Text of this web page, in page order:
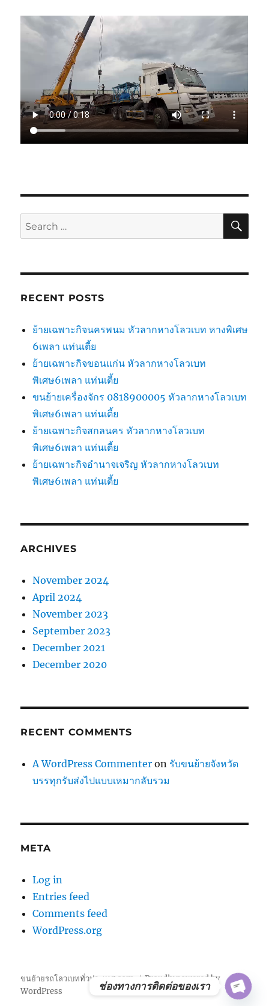
Search
for:
RECENT POSTS
ย้ายเฉพาะกิจนครพนม หัวลากหางโลวเบท หางพิเศษ
6เพลา แท่นเตี้ย
ย้ายเฉพาะกิจขอนแก่น หัวลากหางโลวเบท
พิเศษ6เพลา แท่นเตี้ย
ขนย้ายเครื่องจักร 0818900005 หัวลากหางโลวเบท
พิเศษ6เพลา แท่นเตี้ย
ย้ายเฉพาะกิจสกลนคร หัวลากหางโลวเบท
พิเศษ6เพลา แท่นเตี้ย
ย้ายเฉพาะกิจอำนาจเจริญ หัวลากหางโลวเบท
พิเศษ6เพลา แท่นเตี้ย
ARCHIVES
November 2024
April 2024
November 2023
September 2023
December 2021
December 2020
RECENT COMMENTS
A WordPress Commenter on รับขนย้ายจังหวัด
บรรทุกรับส่งไปแบบเหมากลับรวม
META
Log in
Entries feed
Comments feed
WordPress.org
ขนย้ายรถโลวเบททั่วประเทศ.com
Proudly powered by
WordPress
ช่องทางการติดต่อของเรา